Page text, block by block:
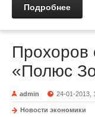
Подробнее
Прохоров
«Полюс
admin 24-01-2013,
Новости экономики